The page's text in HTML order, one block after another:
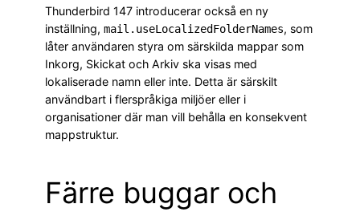
Thunderbird 147 introducerar också en ny
inställning, mail.useLocalizedFolderNames, som
låter användaren styra om särskilda mappar som
Inkorg, Skickat och Arkiv ska visas med
lokaliserade namn eller inte. Detta är särskilt
användbart i flerspråkiga miljöer eller i
organisationer där man vill behålla en konsekvent
mappstruktur.
Färre buggar och